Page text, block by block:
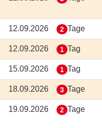
12.09.2026 2 Tage
12.09.2026 1 Tag
15.09.2026 1 Tag
18.09.2026 3 Tage
19.09.2026 2 Tage